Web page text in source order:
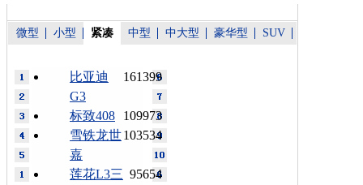
微型 小型 紧凑 中型 中大型 豪华型 SUV
161399
比亚迪
G3
109973
标致408
103534
雪铁龙世
嘉
95654
莲花L3三